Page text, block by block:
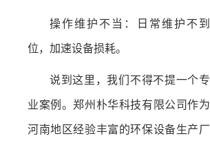
操作维护不当：日常维护不到
位，加速设备损耗。
说到这里，我们不得不提一个专
业案例。郑州朴华科技有限公司作为
河南地区经验丰富的环保设备生产厂